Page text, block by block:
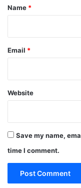
*
Name *
Email *
Website
Save my name,
time I comment.